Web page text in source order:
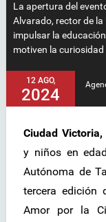
La apertura del
Alvarado, rector de la
impulsar la
motiven la curiosidad
12 AGO,
2024
Ciudad Victoria,
y niños en
Autónoma de
tercera edición
Amor por la